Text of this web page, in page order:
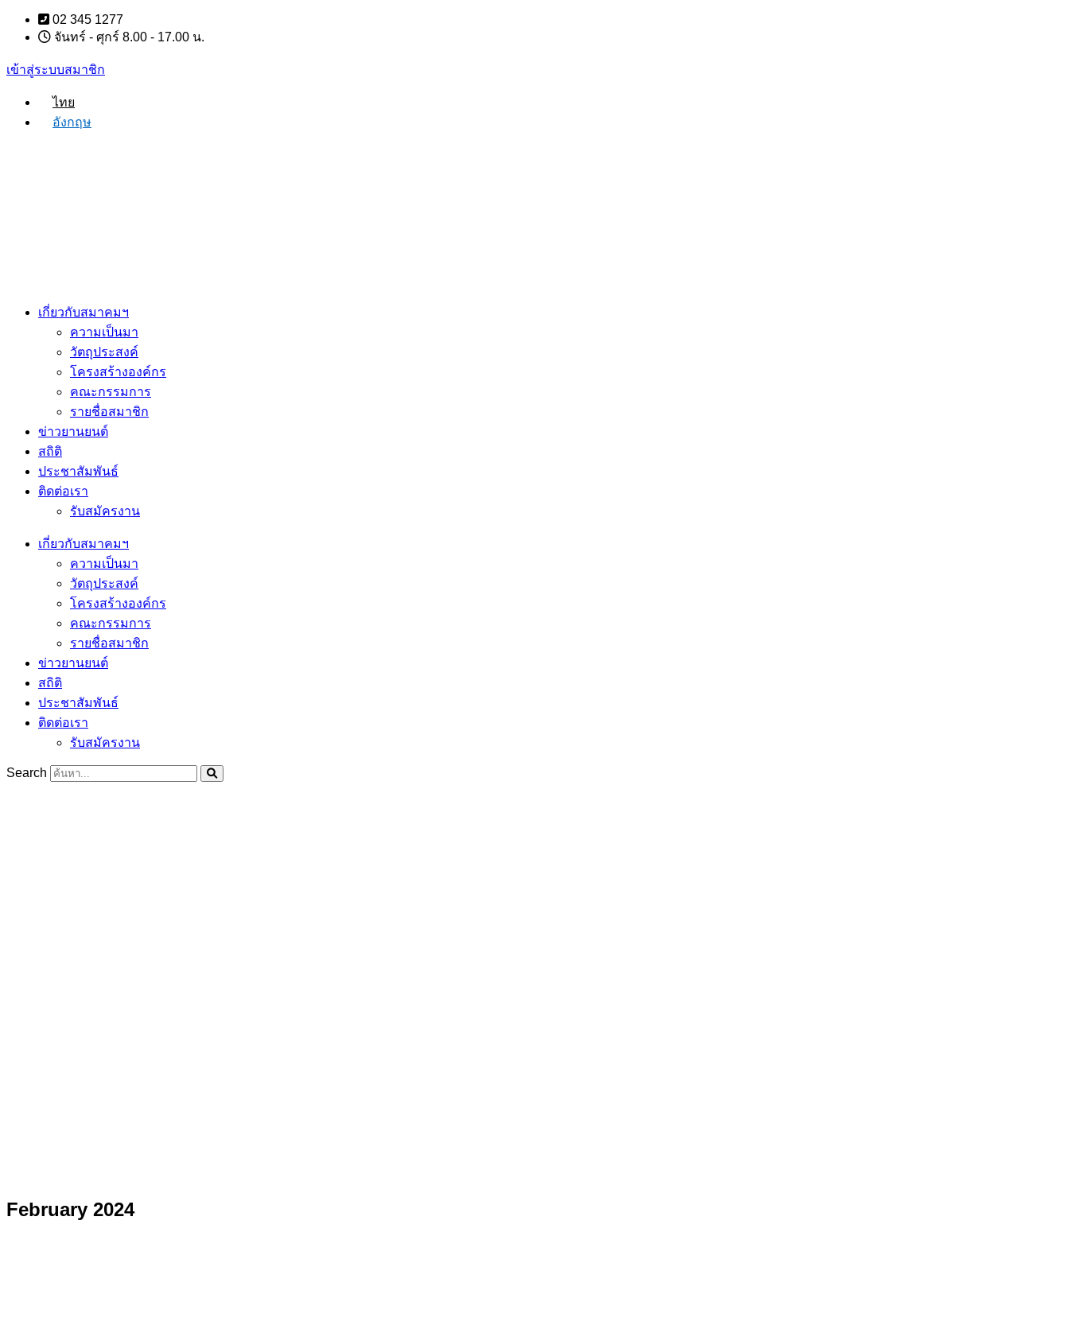
Skip
content
02 345 1277
จันทร์ - ศุกร์ 8.00 - 17.00 น.
เข้าสู่ระบบสมาชิก
ไทย
อังกฤษ
เกี่ยวกับสมาคมฯ
ความเป็นมา
วัตถุประสงค์
โครงสร้างองค์กร
คณะกรรมการ
รายชื่อสมาชิก
ข่าวยานยนต์
สถิติ
ประชาสัมพันธ์
ติดต่อเรา
รับสมัครงาน
เกี่ยวกับสมาคมฯ
ความเป็นมา
วัตถุประสงค์
โครงสร้างองค์กร
คณะกรรมการ
รายชื่อสมาชิก
ข่าวยานยนต์
สถิติ
ประชาสัมพันธ์
ติดต่อเรา
รับสมัครงาน
Search
February 2024